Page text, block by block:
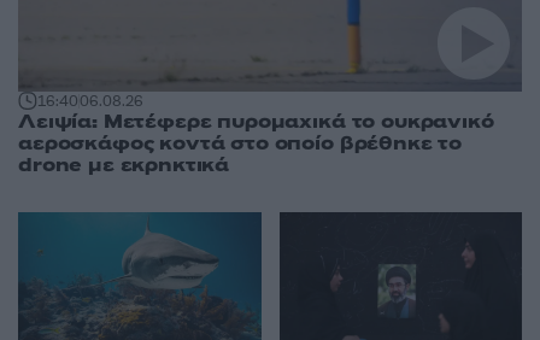
16:4006.08.26
Λειψία: Μετέφερε πυρομαχικά το ουκρανικό
αεροσκάφος κοντά στο οποίο βρέθηκε το
drone με εκρηκτικά